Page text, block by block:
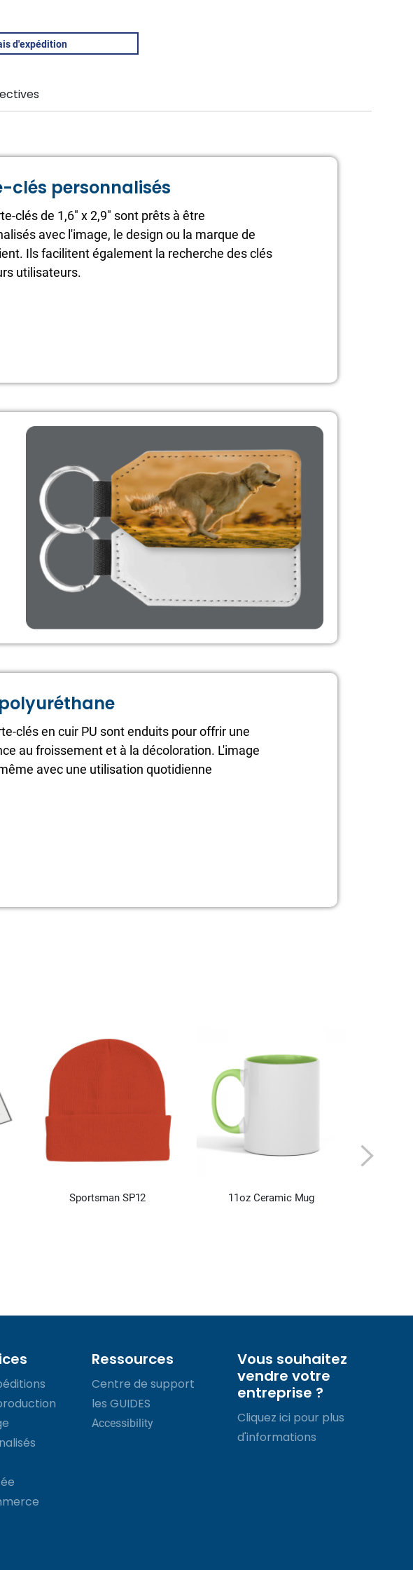
d'expédition
clés personnalisés
clés de 1,6" x 2,9" sont prêts à être
avec l'image, le design ou la marque de
Ils facilitent également la recherche des clés
utilisateurs.
clés en cuir PU sont enduits pour offrir une
au froissement et à la décoloration. L'image
avec une utilisation quotidienne
Sportsman SP12 11oz Ceramic Mug
Ressources
Centre de support
les GUIDES
Accessibility
Vous souhaitez
vendre votre
entreprise ?
Cliquez ici pour plus
d'informations